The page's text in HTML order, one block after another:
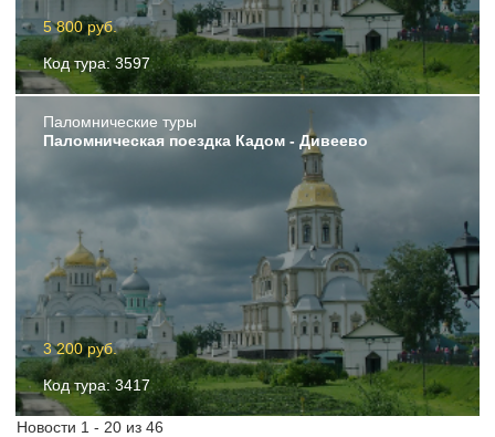
5 800 руб.
Код тура: 3597
Пaломнические туры
Паломническая поездка Кадом - Дивеево
3 200 руб.
Код тура: 3417
Новости 1 - 20 из 46